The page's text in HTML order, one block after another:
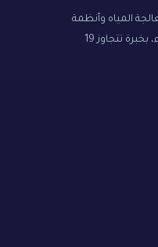
المياه وأنظمة
التناضح العكسي وأجهزة إزالة عسر الماء، بخبرة تتجاوز 19